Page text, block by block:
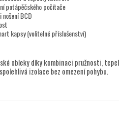
potápěčského počítače
BCD
kapsy (volitelné příslušenství)
obleky díky kombinaci pružnosti,
izolace bez omezení pohybu.